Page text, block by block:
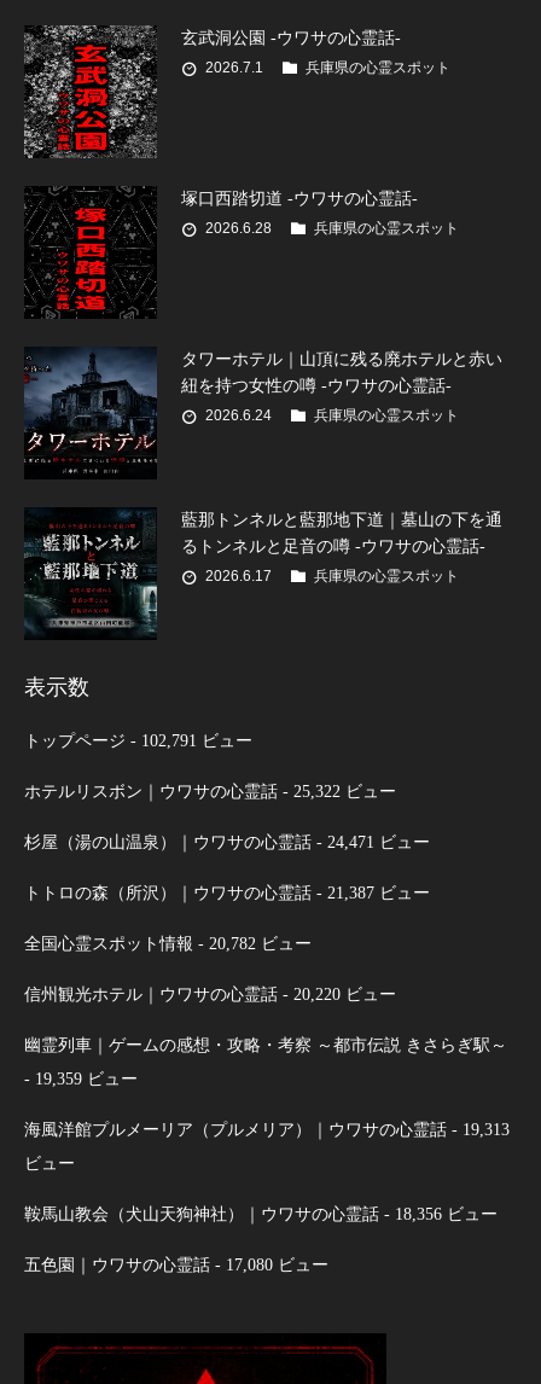
玄武洞公園 -ウワサの心霊話-
2026.7.1 兵庫県の心霊スポット
塚口西踏切道 -ウワサの心霊話-
2026.6.28 兵庫県の心霊スポット
タワーホテル｜山頂に残る廃ホテルと赤い
紐を持つ女性の噂 -ウワサの心霊話-
2026.6.24 兵庫県の心霊スポット
藍那トンネルと藍那地下道｜墓山の下を通
るトンネルと足音の噂 -ウワサの心霊話-
2026.6.17 兵庫県の心霊スポット
表示数
トップページ - 102,791 ビュー
ホテルリスボン｜ウワサの心霊話 - 25,322 ビュー
杉屋（湯の山温泉）｜ウワサの心霊話 - 24,471 ビュー
トトロの森（所沢）｜ウワサの心霊話 - 21,387 ビュー
全国心霊スポット情報 - 20,782 ビュー
信州観光ホテル｜ウワサの心霊話 - 20,220 ビュー
幽霊列車｜ゲームの感想・攻略・考察 ～都市伝説 きさらぎ駅～
- 19,359 ビュー
海風洋館プルメーリア（プルメリア）｜ウワサの心霊話 - 19,313
ビュー
鞍馬山教会（犬山天狗神社）｜ウワサの心霊話 - 18,356 ビュー
五色園｜ウワサの心霊話 - 17,080 ビュー